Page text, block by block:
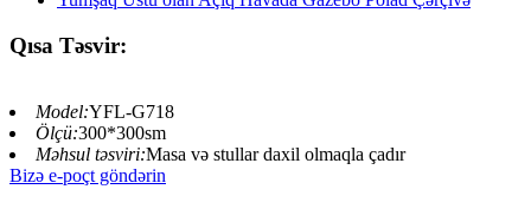
Qısa Təsvir:
Model:YFL-G718
Ölçü:300*300sm
Məhsul təsviri:Masa və stullar daxil olmaqla çadır
Bizə e-poçt göndərin